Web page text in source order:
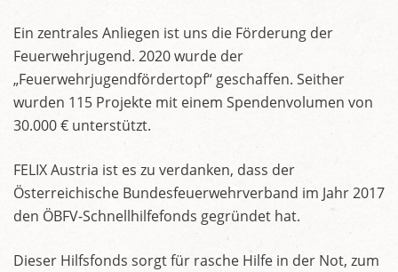
Ein zentrales Anliegen ist uns die Förderung der
Feuerwehrjugend. 2020 wurde der
„Feuerwehrjugendfördertopf“ geschaffen. Seither
wurden 115 Projekte mit einem Spendenvolumen von
30.000 € unterstützt.
FELIX Austria ist es zu verdanken, dass der
Österreichische Bundesfeuerwehrverband im Jahr 2017
den ÖBFV-Schnellhilfefonds gegründet hat.
Dieser Hilfsfonds sorgt für rasche Hilfe in der Not, zum